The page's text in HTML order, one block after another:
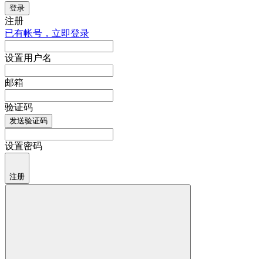
登录
注册
已有帐号，立即登录
设置用户名
邮箱
验证码
发送验证码
设置密码
注册